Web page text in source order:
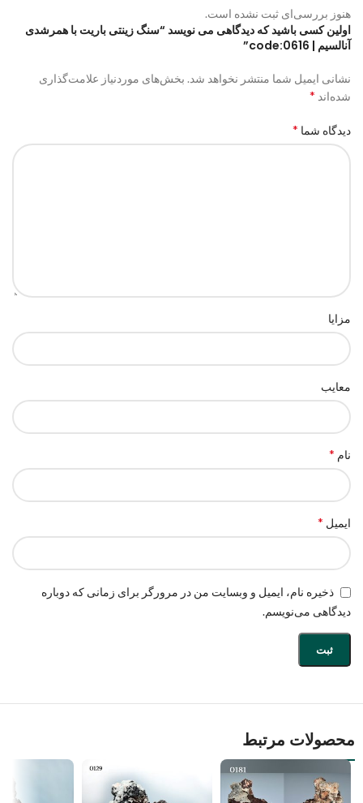
هنوز بررسی‌ای ثبت نشده است.
اولین کسی باشید که دیدگاهی می نویسد “سنگ زینتی باریت با همرشدی
آنالسیم | code:0616”
نشانی ایمیل شما منتشر نخواهد شد. بخش‌های موردنیاز علامت‌گذاری
شده‌اند *
دیدگاه شما *
مزایا
معایب
نام *
ایمیل *
ذخیره نام، ایمیل و وبسایت من در مرورگر برای زمانی که دوباره
دیدگاهی می‌نویسم.
محصولات مرتبط